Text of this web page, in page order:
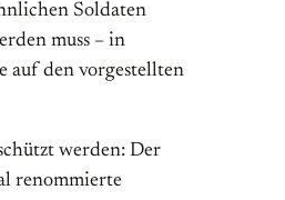
Soldaten
muss – in
auf den vorgestellten
werden: Der
renommierte